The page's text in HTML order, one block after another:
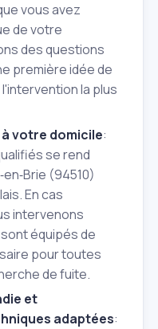
vous avez
de votre
des questions
première idée de
la plus
votre domicile:
se rend
(94510)
En cas
intervenons
équipés de
pour toutes
de fuite.
et
adaptées: